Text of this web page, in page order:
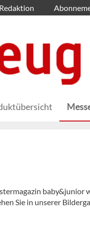
Redaktion
baby&junior
Sie in unserer